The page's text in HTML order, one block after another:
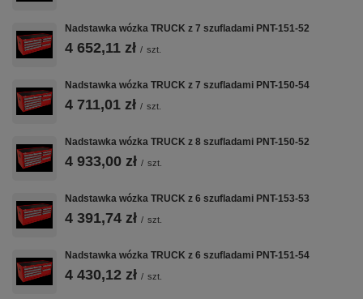
– głębokość wewnętrzna użytkowa 408 mm
1 x szuflada średnia 140 wąska
– wysokość czoła szuflady 136 mm
– szerokość wewnętrzna użytkowa 368 mm
– głębokość wewnętrzna użytkowa 408 mm
1 x szuflada wysoka 210 wąska
– wysokość wewnętrzna użytkowa 197 mm
– szerokość wewnętrzna użytkowa 368 mm
– głębokość wewnętrzna użytkowa 408 mm
– dokładne wymiary w galerii zdjęć
– blokada zapobiegająca wysunięciu więcej niż jednej szuflady
– blat wózka wykonany ze sklejki o gr. 40 mm
Nadstawka wózka TRUCK z 7 szufladami PNT-151-52
4 652,11 zł / szt.
Nadstawka wózka TRUCK z 7 szufladami PNT-150-54
4 711,01 zł / szt.
Nadstawka wózka TRUCK z 8 szufladami PNT-150-52
4 933,00 zł / szt.
Nadstawka wózka TRUCK z 6 szufladami PNT-153-53
4 391,74 zł / szt.
Nadstawka wózka TRUCK z 6 szufladami PNT-151-54
4 430,12 zł / szt.